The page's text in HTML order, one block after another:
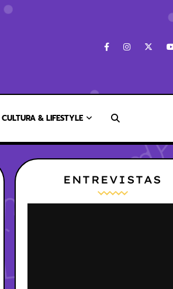
CULTURA & LIFESTYLE
ENTREVISTAS